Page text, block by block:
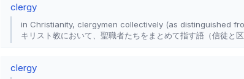
clergy
in Christianity, clergymen collectively (as distinguished
キリスト教において、聖職者たちをまとめて指す語（信徒と区
clergy